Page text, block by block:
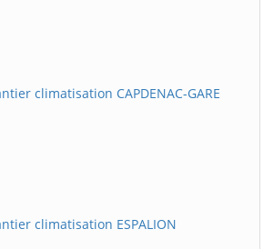
climatisation CAPDENAC-GARE
climatisation ESPALION